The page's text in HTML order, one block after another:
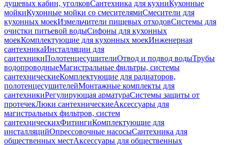
душевых кабин, уголковСантехника для кухниКухонные
мойкиКухонные мойки со смесителямиСмесители для
кухонных моекИзмельчители пищевых отходовСистемы для
очистки питьевой водыСифоны для кухонных
моекКомплектующие для кухонных моекИнженерная
сантехникаИнсталляции для
сантехникиПолотенцесушителиОтвод и подвод водыТрубы
водопроводныеМагистральные фильтры, системы
сантехническиеКомплектующие для радиаторов,
полотенцесушителейМонтажные комплекты для
сантехникиРегулирующая арматураСистемы защиты от
протечекЛюки сантехническиеАксессуары для
магистральных фильтров, систем
сантехническихФитингиКомплектующие для
инсталляцийОпрессовочные насосыСантехника для
общественных местАксессуары для общественных